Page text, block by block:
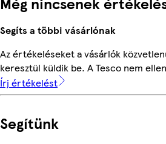
Segíts a többi vásárlónak
Az értékeléseket a vásárlók
keresztül küldik be. A Tesco nem
Írj értékelést
Segítünk